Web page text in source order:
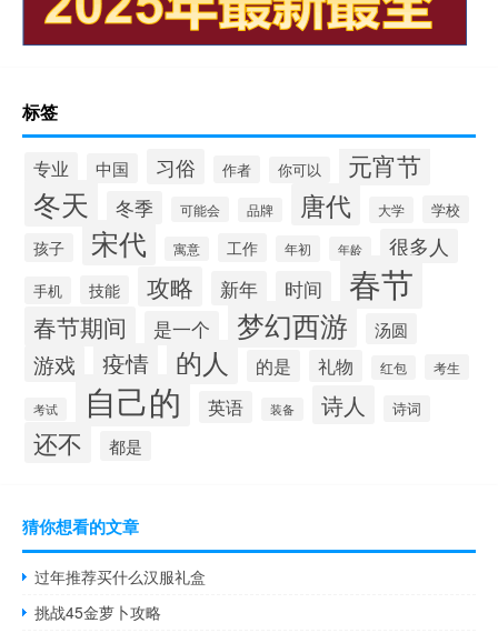
标签
专业 中国 习俗 作者 你可以 元宵节
冬天 冬季 可能会 品牌 唐代 大学 学校
孩子 宋代 寓意 工作 年初 年龄 很多人
手机 技能 攻略 新年 时间 春节
春节期间 是一个 梦幻西游 汤圆
游戏 疫情 的人 的是 礼物 红包 考生
考试 自己的 英语 装备 诗人 诗词
还不 都是
猜你想看的文章
过年推荐买什么汉服礼盒
挑战45金萝卜攻略